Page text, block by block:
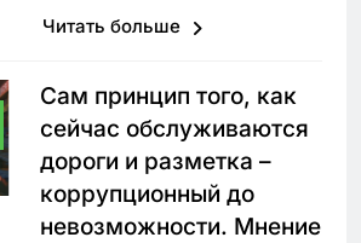
Читать больше
Сам принцип того, как
сейчас обслуживаются
дороги и разметка –
коррупционный до
невозможности. Мнение